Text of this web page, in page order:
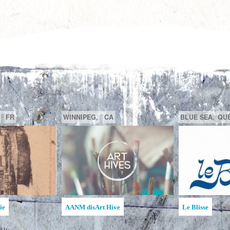
MAATA
GATINEAU, QUÉBEC, CA
Ruche d'Art de l'Étincelle
SAGUENAY,
Ruches d'Art
Jean